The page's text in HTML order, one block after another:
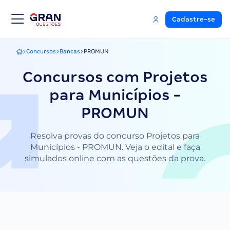
Cadastre-se
Gran Questões
Concursos Bancas PROMUN
Concursos com Projetos
para Municípios -
PROMUN
Resolva provas do concurso Projetos para
Municípios - PROMUN. Veja o edital e faça
simulados online com as questões da prova.